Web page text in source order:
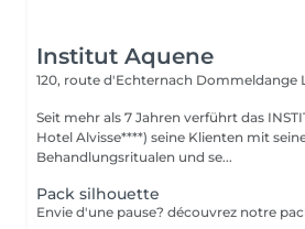
Institut Aquene
120, route d'Echternach Dommeldange
Seit mehr als 7 Jahren verführt das
Hotel Alvisse****) seine Klienten mit
Behandlungsritualen und se...
Pack silhouette